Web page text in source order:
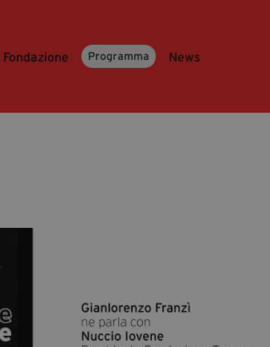
Fondazione Programma News